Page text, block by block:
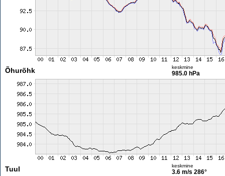
Õhurõhk keskmine
985.0 hPa
Tuul keskmine
3.6 m/s 286°